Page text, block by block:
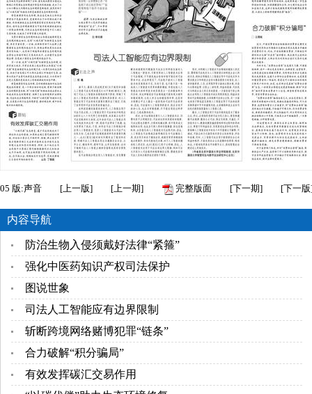
05 版:声音 [上一版] [上一期] 完整版面 [下一期] [下一版
内容导航
防治生物入侵须戴好法律“紧箍”
强化中医药知识产权司法保护
图说世象
司法人工智能应有边界限制
斩断跨境网络赌博犯罪“链条”
合力破解“积分骗局”
有效发挥碳汇交易作用